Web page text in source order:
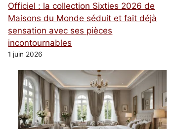
Officiel : la collection Sixties 2026 de
Maisons du Monde séduit et fait déjà
sensation avec ses pièces
incontournables
1 juin 2026